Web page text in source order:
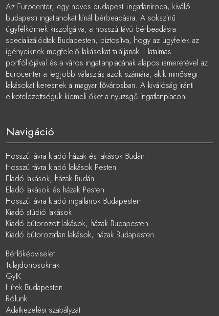
Az Eurocenter, egy neves budapesti ingatlaniroda, kiváló
budapesti ingatlanokat kínál bérbeadásra. A sokszínű
ügyfélkörnek kiszolgálva, a hosszú távú bérbeadásra
specializálódtak Budapesten, biztosítva, hogy az ügyfelek az
igényeiknek megfelelő lakásokat találjanak. Hatalmas
portfóliójával és a város ingatlanpiacának alapos ismeretével az
Eurocenter a legjobb választás azok számára, akik minőségi
lakásokat keresnek a magyar fővárosban. A kiválóság iránti
elkötelezettségük kiemeli őket a nyüzsgő ingatlanpiacon.
Navigáció
Hosszú távra kiadó házak és lakások Budán
Hosszú távra kiadó lakások Pesten
Eladó lakások, házak Budán
Eladó lakások és házak Pesten
Hosszú távra kiadó ingatlanok Budapesten
Kiadó stúdió lakások
Kiadó bútorozott lakások, házak Budapesten
Kiadó bútorozatlan lakások, házak Budapesten
Bérlőképviselet
Tulajdonosoknak
GyIK
Hírek Budapesten
Rólunk
Adatkezelési szabályzat